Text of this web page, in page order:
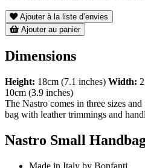
Ajouter à la liste d’envies
Ajouter au panier
Dimensions
Height: 18cm (7.1 inches) Width:
10cm (3.9 inches)
The Nastro comes in three sizes
bag with leather trimmings and
Nastro Small
Made in Italy by Bonfanti